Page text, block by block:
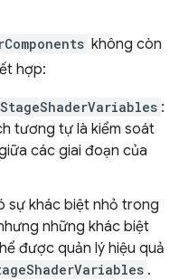
không còn
hợp:
:
tương tự là kiểm soát
các giai đoạn của
sự khác biệt nhỏ trong
những khác biệt
được quản lý hiệu quả
.